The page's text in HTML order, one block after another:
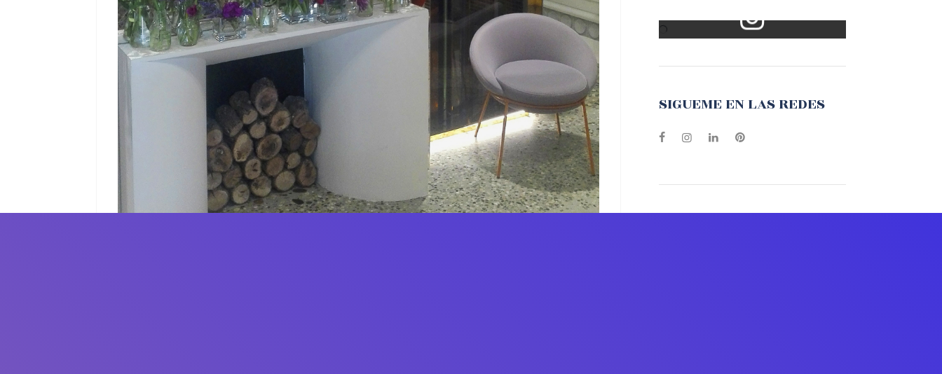
SIGUEME EN LAS REDES